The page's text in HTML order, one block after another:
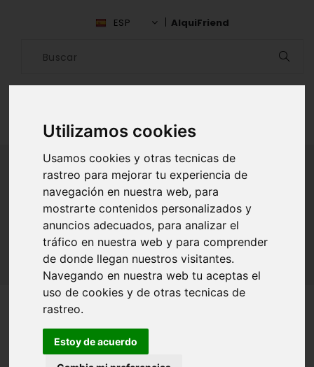
Utilizamos cookies
Usamos cookies y otras tecnicas de
rastreo para mejorar tu experiencia de
navegación en nuestra web, para
mostrarte contenidos personalizados y
anuncios adecuados, para analizar el
tráfico en nuestra web y para comprender
de donde llegan nuestros visitantes.
Navegando en nuestra web tu aceptas el
uso de cookies y de otras tecnicas de
rastreo.
Estoy de acuerdo
ESP AlquiFriend
ALQUILAR AMIGO
Inicio Amigos Madrid Sandra Alvaro